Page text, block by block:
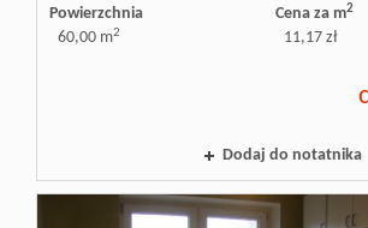
Powierzchnia
60,00 m2
Cena za m2
11,17 zł
Dodaj do notatnika